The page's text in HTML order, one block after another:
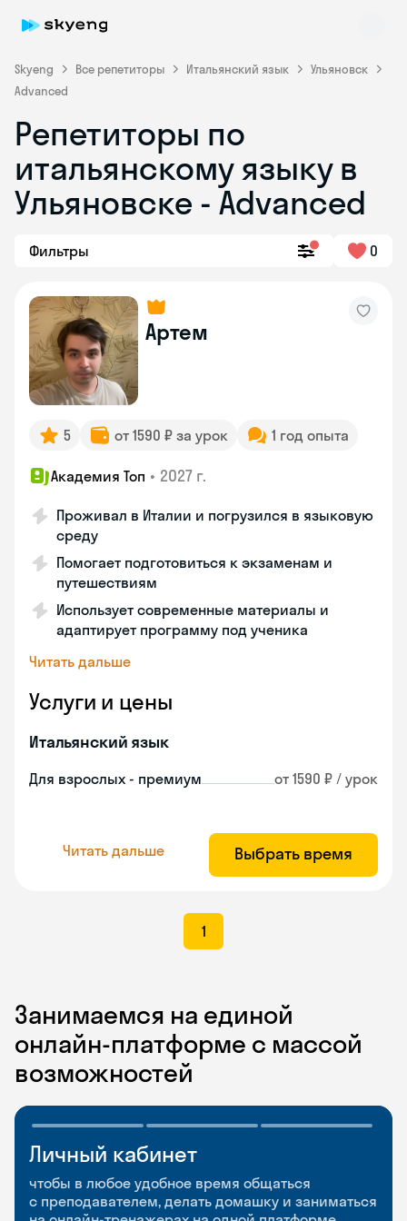
Skyeng Все репетиторы Итальянский язык
Ульяновск
Advanced
Репетиторы по
итальянскому языку в
Ульяновске - Advanced
Фильтры 0
Артем
5 от 1590 ₽ за урок 1 год опыта
Академия Топ • 2027 г.
Проживал в Италии и погрузился в языковую
среду
Помогает подготовиться к экзаменам и
путешествиям
Использует современные материалы и
адаптирует программу под ученика
Читать дальше
Услуги и цены
Итальянский язык
Для взрослых - премиум от 1590 ₽ / урок
Читать дальше Выбрать время
1
Занимаемся на единой
онлайн-платформе с массой
возможностей
Личный кабинет
чтобы в любое удобное время общаться
с преподавателем, делать домашку и заниматься
Мобильное
приложение
чтобы заниматься и изучать новые слова где
Разговорные клубы
и Talks
Групповые занятия для разговорной практики
Skyeng Chat
online